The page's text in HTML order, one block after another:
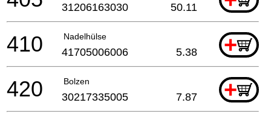
31206163030 50.11
Nadelhülse +
410 41705006006 5.38
Bolzen +
420 30217335005 7.87